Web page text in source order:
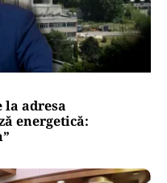
adresa
energetică: